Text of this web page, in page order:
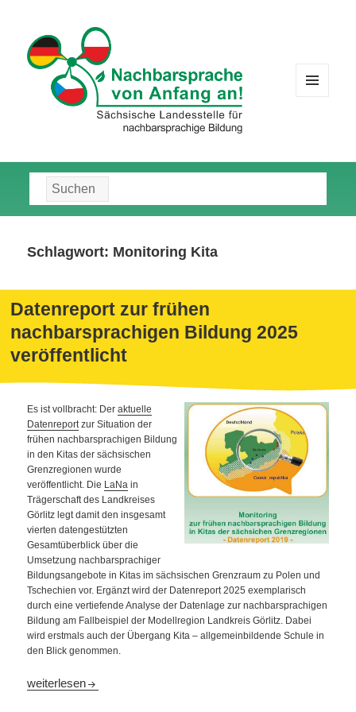
Suche
nach:
Schlagwort: Monitoring Kita
Datenreport zur frühen
nachbarsprachigen Bildung 2025
veröffentlicht
Es ist vollbracht: Deraktuelle
Datenreportzur Situation der
frühen nachbarsprachigen Bildung
in den Kitas der sächsischen
Grenzregionen wurde
veröffentlicht. Die LaNa in
Trägerschaft des Landkreises
Görlitz legt damit den insgesamt
vierten datengestützten
Gesamtüberblick über die
Umsetzung nachbarsprachiger
Bildungsangebote in Kitas im sächsischen Grenzraum zu Polen und
Tschechien vor. Ergänzt wird der Datenreport 2025 exemplarisch
durch eine vertiefende Analyse der Datenlage zur nachbarsprachigen
Bildung am Fallbeispiel der Modellregion Landkreis Görlitz. Dabei
wird erstmals auch der Übergang Kita – allgemeinbildende Schule in
den Blick genommen.
Datenreport zur frühen nachbarsprachigen Bildung 2025
weiterlesen